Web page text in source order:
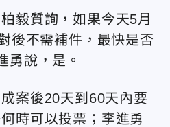
毅質詢，如果今天5月
後不需補件，最快是否
勇說，是。
案後20天到60天內要
時可以投票；李進勇